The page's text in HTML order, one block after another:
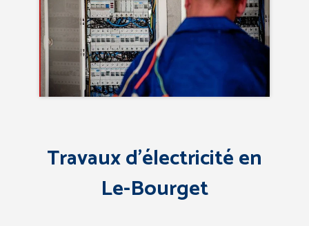
Travaux d’électricité en
Le-Bourget